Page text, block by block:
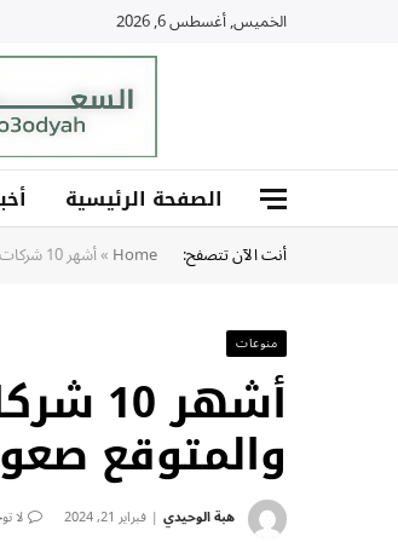
الخميس, أغسطس 6, 2026
الصفحة الرئيسية
أنت الآن تتصفح: Home
»أشهر 10 شركات ناشئة في السعودية والمتوقع صعودها في 2024
منوعات
والمتوقع
هبة الوحيدي فبراير 21, 2024 لا